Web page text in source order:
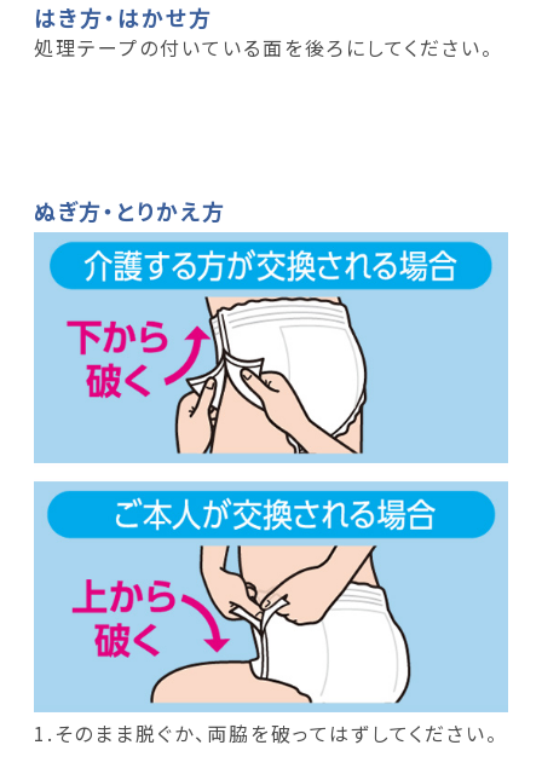
はき方・はかせ方
処理テープの付いている面を後ろにしてください。
ぬぎ方・とりかえ方
1.そのまま脱ぐか、両脇を破ってはずしてください。